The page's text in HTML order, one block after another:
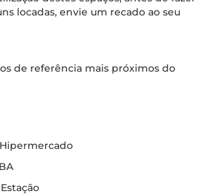
locadas, envie um recado ao seu
de referência mais próximos do